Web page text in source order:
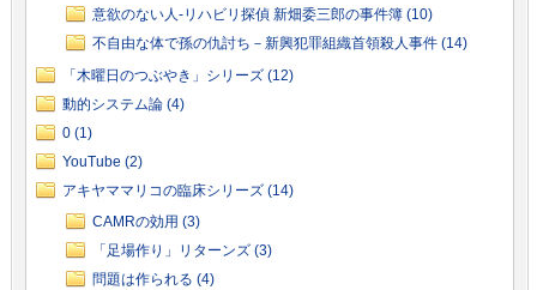
意欲のない人-リハビリ探偵 新畑委三郎の事件簿 (10)
不自由な体で孫の仇討ち－新興犯罪組織首領殺人事件 (14)
「木曜日のつぶやき」シリーズ (12)
動的システム論 (4)
0 (1)
YouTube (2)
アキヤママリコの臨床シリーズ (14)
CAMRの効用 (3)
「足場作り」リターンズ (3)
問題は作られる (4)